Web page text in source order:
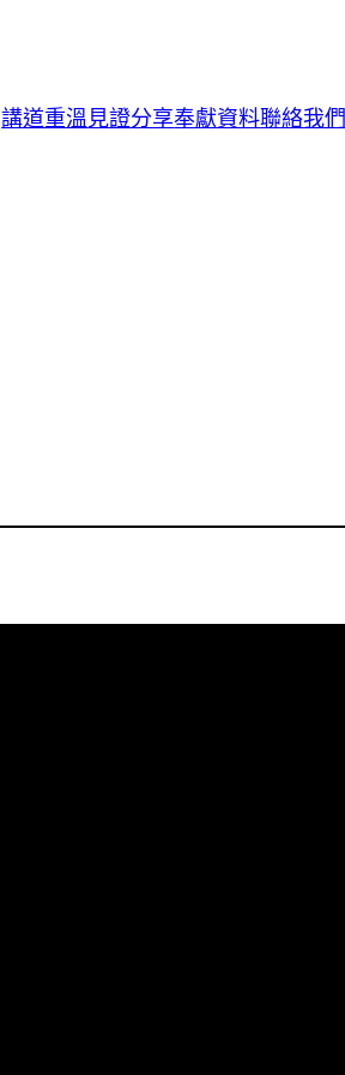
講道重溫 見證分享奉獻資料聯絡我們